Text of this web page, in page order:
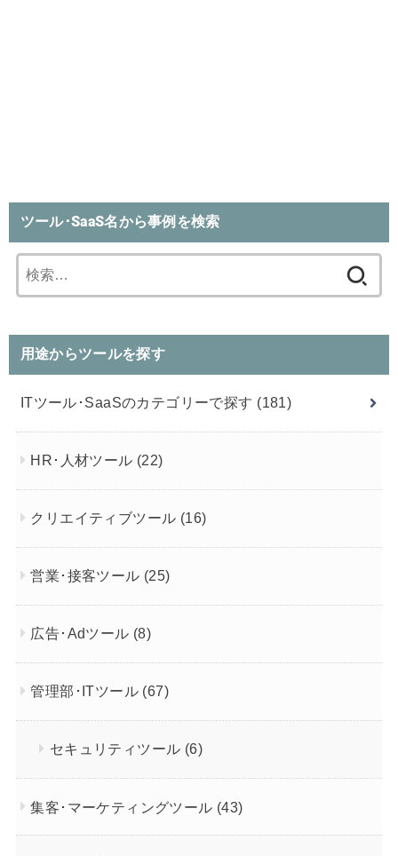
ツール･SaaS名から事例を検索
索:
用途からツールを探す
ITツール･SaaSのカテゴリーで探す (181)
HR･人材ツール (22)
クリエイティブツール (16)
営業･接客ツール (25)
広告･Adツール (8)
管理部･ITツール (67)
セキュリティツール (6)
集客･マーケティングツール (43)